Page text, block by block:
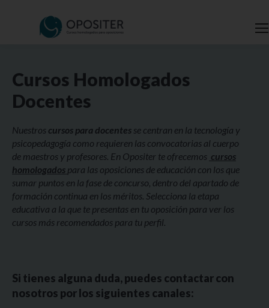
Cursos Homologados
Docentes
Nuestros cursos para docentes se centran en la tecnología y
psicopedagogía como requieren las convocatorias al cuerpo
de maestros y profesores. En Opositer te ofrecemos cursos
homologados para las oposiciones de educación con los que
sumar puntos en la fase de concurso, dentro del apartado de
formación continua en los méritos. Selecciona la etapa
educativa a la que te presentas en tu oposición para ver los
cursos más recomendados para tu perfil.
Si tienes alguna duda, puedes contactar con
nosotros por los siguientes canales: